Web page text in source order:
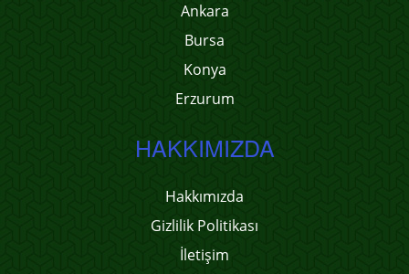
Ankara
Bursa
Konya
Erzurum
HAKKIMIZDA
Hakkımızda
Gizlilik Politikası
İletişim